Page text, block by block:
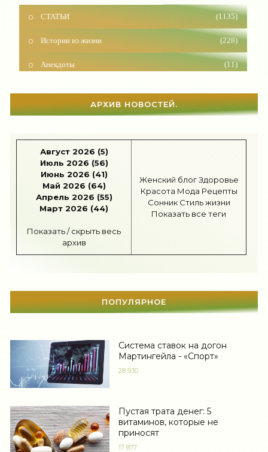
(1135)
(228)
(11)
(1595)
Карьера
Бизнес
Рецепты (494)
Диеты
Тесты онлайн (1457)
Дом
Автоледи
Новости звезд
АРХИВ НОВОСТЕЙ.
Август 2026 (5)
Июль 2026 (56)
Июнь 2026 (41)
Май 2026 (64)
Апрель 2026 (55)
Март 2026 (44)
Показать / скрыть весь
архив
Женский блог Здоровье
Красота Мода Рецепты
Сонник Стиль жизни
Показать все теги
ПОПУЛЯРНОЕ
Система ставок на догон
Мартингейла - «Спорт»
28 930
Пустая трата денег: 5
витаминов, которые не
приносят
17 877